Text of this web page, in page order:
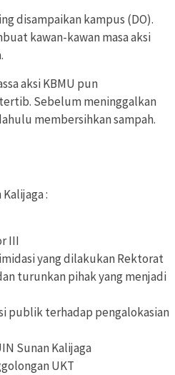
disampaikan kampus (DO).
kawan-kawan masa aksi
aksi KBMU pun
Sebelum meninggalkan
membersihkan sampah.
:
III
yang dilakukan Rektorat
turunkan pihak yang menjadi
publik terhadap pengalokasian
Sunan Kalijaga
UKT